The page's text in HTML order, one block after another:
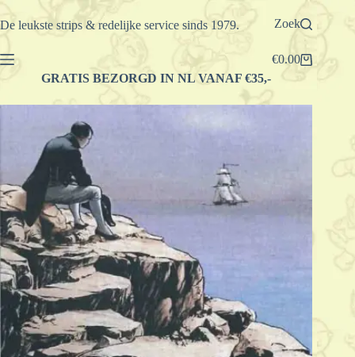
Ga
naar
De leukste strips & redelijke service sinds 1979. Zoek
Winkelwagen
€0.00
GRATIS BEZORGD IN NL VANAF €35,-